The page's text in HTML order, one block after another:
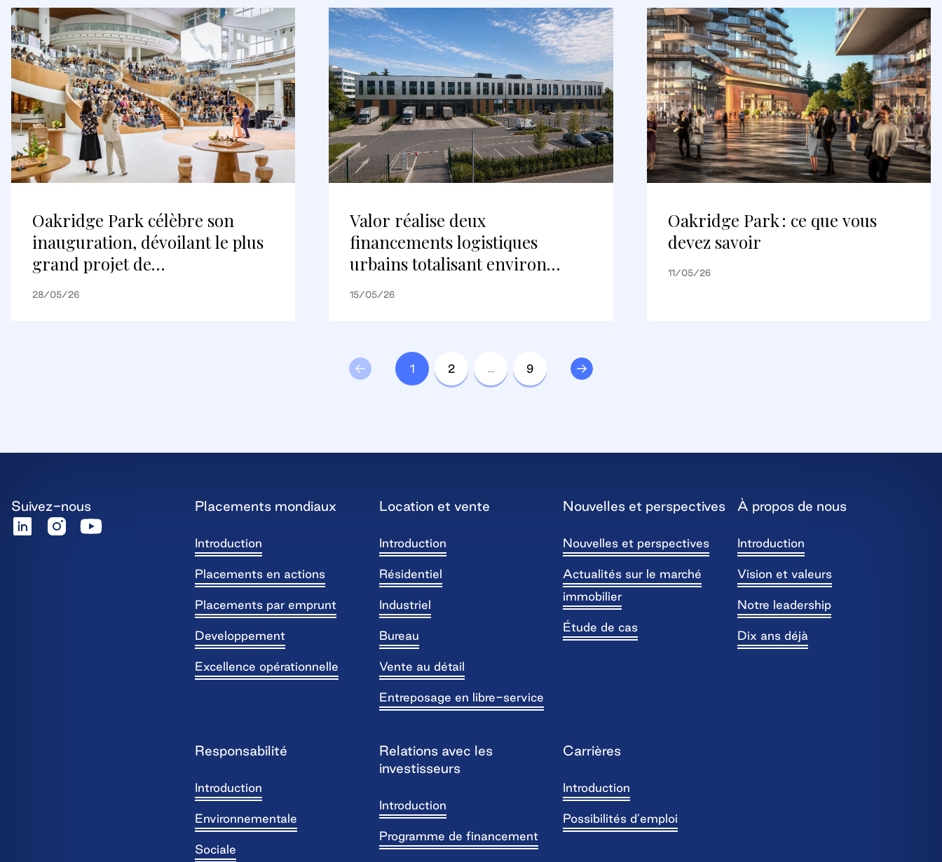
Oakridge Park célèbre son
inauguration, dévoilant le plus
grand projet de
réaménagement au Canada et
28/05/26
Valor réalise deux
financements logistiques
urbains totalisant environ
148 millions d’euros avec
lyonnais
15/05/26
Oakridge Park : ce que vous
devez savoir
11/05/26
1 2 … 9
Suivez-nous Placements mondiaux
Introduction
Placements en actions
Placements par emprunt
Developpement
Excellence opérationnelle
Location et vente
Introduction
Résidentiel
Industriel
Bureau
Vente au détail
Entreposage en libre-service
Nouvelles et perspectives
Nouvelles et perspectives
Actualités sur le marché
immobilier
Étude de cas
À propos de nous
Introduction
Vision et valeurs
Notre leadership
Dix ans déjà
Responsabilité
Introduction
Environnementale
Sociale
Relations avec les
investisseurs
Introduction
Programme de financement
Carrières
Introduction
Possibilités d’emploi